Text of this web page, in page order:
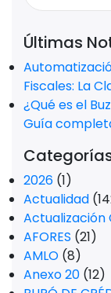
Últimas
Fiscales: La
¿Qué es el
Guía
2026 (1)
Actualidad
Actualización
AFORES (21)
AMLO (8)
Anexo 20 (12)